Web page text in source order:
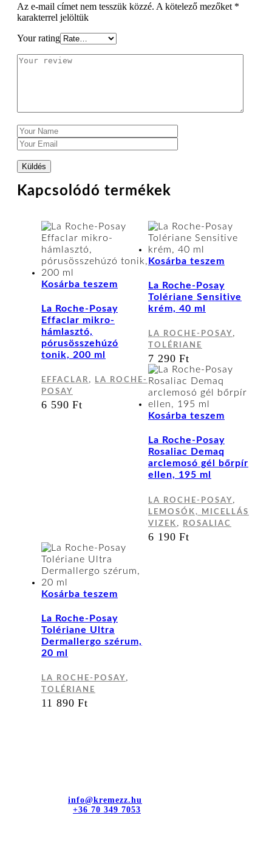
Az e-mail címet nem tesszük közzé. A kötelező mezőket *
karakterrel jelöltük
Your rating
Kapcsolódó termékek
Kosárba teszem
La Roche-Posay
Effaclar mikro-
hámlasztó,
pórusösszehúzó
tonik, 200 ml
EFFACLAR ,
LA ROCHE-
POSAY
6 590Ft
Kosárba teszem
La Roche-Posay
Tolériane Sensitive
krém, 40 ml
LA ROCHE-POSAY ,
TOLÉRIANE
7 290Ft
Kosárba teszem
La Roche-Posay
Rosaliac Demaq
arclemosó gél bőrpír
ellen, 195 ml
LA ROCHE-POSAY ,
LEMOSÓK, MICELLÁS
VIZEK , ROSALIAC
6 190Ft
Kosárba teszem
La Roche-Posay
Tolériane Ultra
Dermallergo szérum,
20 ml
LA ROCHE-POSAY ,
TOLÉRIANE
11 890Ft
info@kremezz.hu
+36 70 349 7053